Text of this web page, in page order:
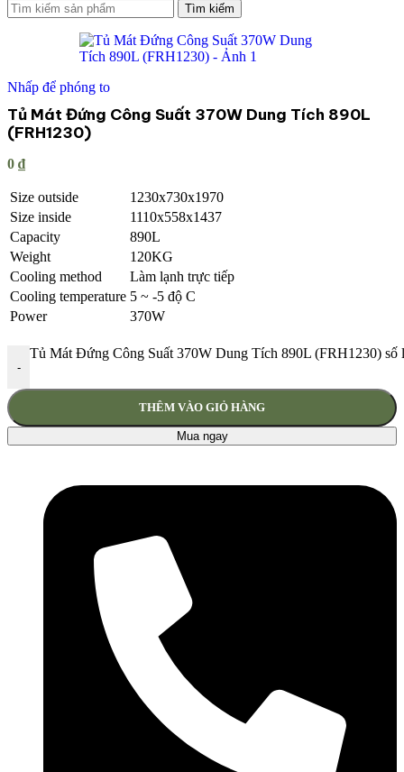
Tìm kiếm
Nhấp để phóng to
Tủ Mát Đứng Công Suất 370W Dung Tích 890L
(FRH1230)
0 ₫
Size outside
1230x730x1970
Size inside
1110x558x1437
Capacity
890L
Weight
120KG
Cooling method
Làm lạnh trực tiếp
Cooling temperature 5 ~ -5 độ C
Power
370W
-
Tủ Mát Đứng Công Suất 370W Dung Tích 890L (FRH1230) số
THÊM VÀO GIỎ HÀNG
Mua ngay